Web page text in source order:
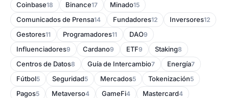
Coinbase18 Binance17 Minado15
Comunicados de Prensa14 Fundadores12 Inversores12
Gestores11 Programadores11 DAO9
Influenciadores9 Cardano9 ETF9 Staking8
Centros de Datos8 Guía de Intercambio7 Energía7
Fútbol5 Seguridad5 Mercados5 Tokenización5
Pagos5 Metaverso4 GameFi4 Mastercard4